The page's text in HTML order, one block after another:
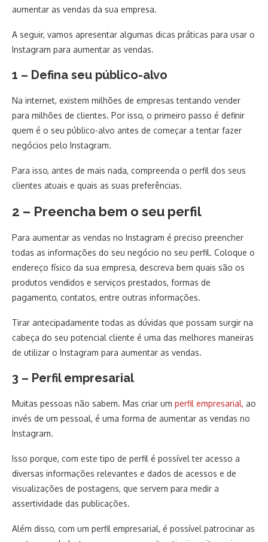
aumentar as vendas da sua empresa.
A seguir, vamos apresentar algumas dicas práticas para usar o
Instagram para aumentar as vendas.
1 – Defina seu público-alvo
Na internet, existem milhões de empresas tentando vender
para milhões de clientes. Por isso, o primeiro passo é definir
quem é o seu público-alvo antes de começar a tentar fazer
negócios pelo Instagram.
Para isso, antes de mais nada, compreenda o perfil dos seus
clientes atuais e quais as suas preferências.
2 – Preencha bem o seu perfil
Para aumentar as vendas no Instagram é preciso preencher
todas as informações do seu negócio no seu perfil. Coloque o
endereço físico da sua empresa, descreva bem quais são os
produtos vendidos e serviços prestados, formas de
pagamento, contatos, entre outras informações.
Tirar antecipadamente todas as dúvidas que possam surgir na
cabeça do seu potencial cliente é uma das melhores maneiras
de utilizar o Instagram para aumentar as vendas.
3 – Perfil empresarial
Muitas pessoas não sabem. Mas criar um perfil empresarial, ao
invés de um pessoal, é uma forma de aumentar as vendas no
Instagram.
Isso porque, com este tipo de perfil é possível ter acesso a
diversas informações relevantes e dados de acessos e de
visualizações de postagens, que servem para medir a
assertividade das publicações.
Além disso, com um perfil empresarial, é possível patrocinar as